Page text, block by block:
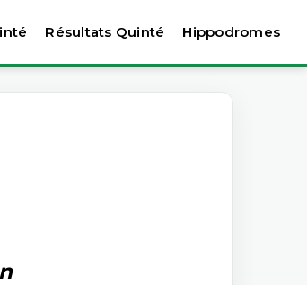
Résultats Quinté Hippodromes